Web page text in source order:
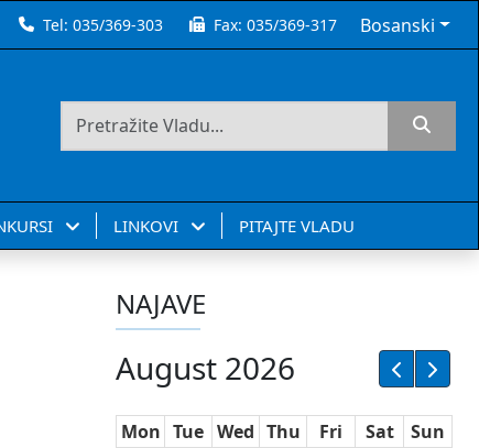
Tel:035/369-303 Fax:035/369-317 Bosanski
LINKOVI PITAJTE VLADU
NAJAVE
August 2026
Mon Tue Wed Thu Fri Sat
Sun